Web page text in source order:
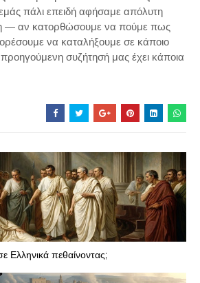
πάλι επειδή αφήσαμε απόλυτη
― αν κατορθώσουμε να πούμε πως
να καταλήξουμε σε κάποιο
συζήτησή μας έχει κάποια
Ελληνικά πεθαίνοντας;